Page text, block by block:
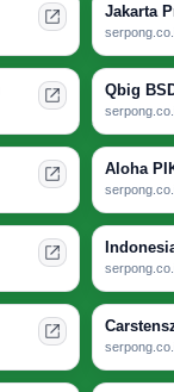
Jakarta
Qbig
Aloha